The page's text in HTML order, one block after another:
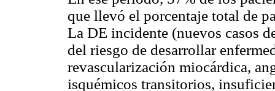
que llevó el porcentaje total de
La DE incidente (nuevos casos
del riesgo de desarrollar
revascularización miocárdica,
isquémicos transitorios,